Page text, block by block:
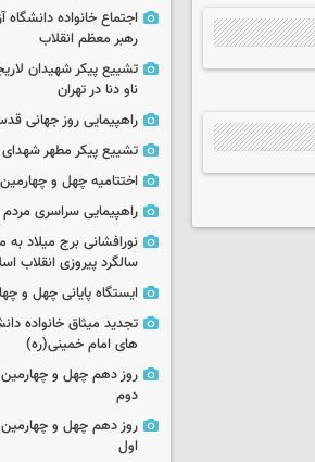
اجتماع خانواده
رهبر معظم انقلاب
تشییع پیکر شهیدان
ناو دنا در تهران
راهپیمایی روز جهانی
تشییع پیکر مطهر
اختتامیه چهل و
راهپیمایی سراسری مردم
نورافشانی برج میلاد
سالگرد پیروزی انقلاب
ایستگاه پایانی چهل و
تجدید میثاق خانواده
های امام خمینی(ره)
روز دهم چهل و
دوم
روز دهم چهل و
اول